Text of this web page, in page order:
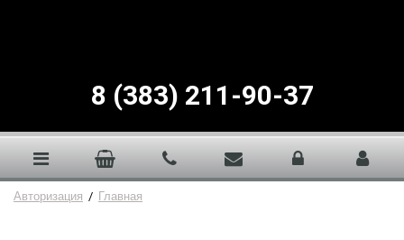
8 (383) 211-90-37
Авторизация / Главная